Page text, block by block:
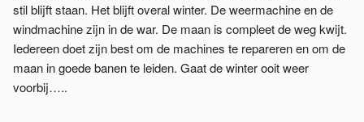
stil blijft staan. Het blijft overal winter. De weermachine en de
windmachine zijn in de war. De maan is compleet de weg kwijt.
Iedereen doet zijn best om de machines te repareren en om de
maan in goede banen te leiden. Gaat de winter ooit weer
voorbij…..